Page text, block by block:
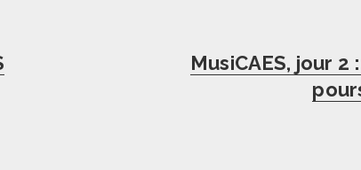
Next
post:
MusiCAES, jour